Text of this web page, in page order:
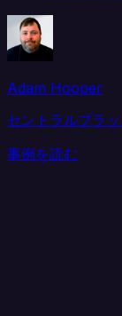
Adam Hooper
セントラルプラ
事例を読む